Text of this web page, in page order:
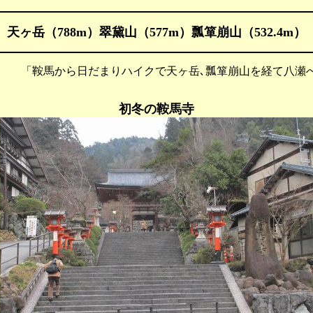
天ヶ岳（788m）翠黛山（577m）瓢箪崩山（532.4m）
鞍馬から日だまりハイクで天ヶ岳､瓢箪崩山を経て八瀬
初冬の鞍馬寺